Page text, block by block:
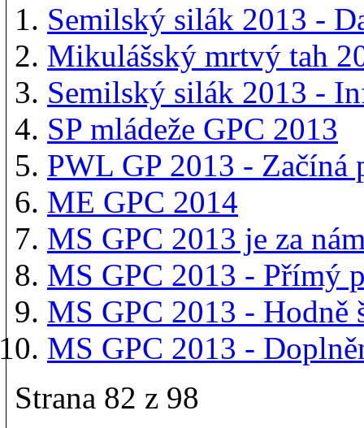
Semilský silák 2013 -
Mikulášský mrtvý tah
Semilský silák 2013 -
SP mládeže GPC 2013
PWL GP 2013 - Začíná
ME GPC 2014
MS GPC 2013 je za
MS GPC 2013 - Přímý
MS GPC 2013 - Hodně
MS GPC 2013 -
Strana 82 z 98